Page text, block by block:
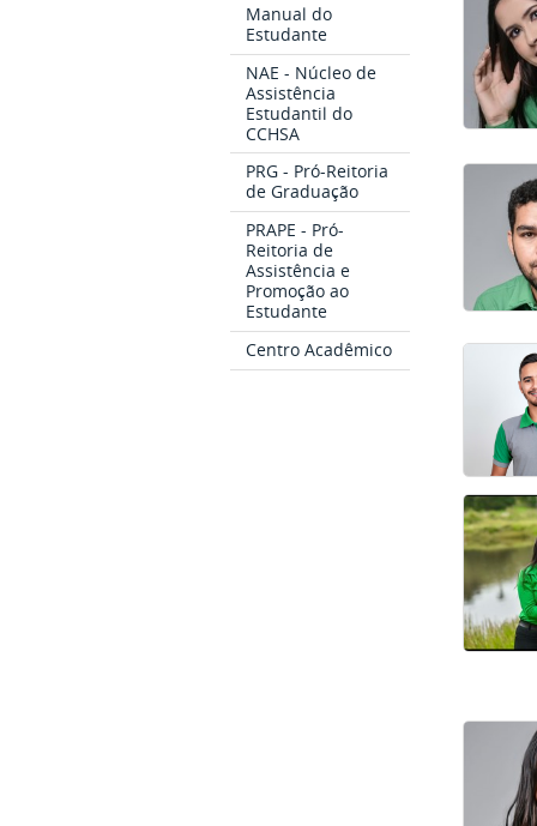
Manual do
Estudante
NAE - Núcleo de
Assistência
Estudantil do
CCHSA
PRG - Pró-Reitoria
de Graduação
PRAPE - Pró-
Reitoria de
Assistência e
Promoção ao
Estudante
Centro Acadêmico